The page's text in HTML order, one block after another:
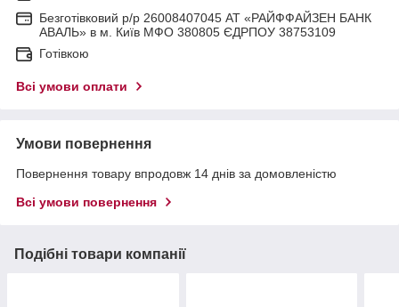
Безготівковий р/р 26008407045 АТ «РАЙФФАЙЗЕН БАНК
АВАЛЬ» в м. Київ МФО 380805 ЄДРПОУ 38753109
Готівкою
Всі умови оплати
Умови повернення
Повернення товару впродовж 14 днів за домовленістю
Всі умови повернення
Подібні товари компанії